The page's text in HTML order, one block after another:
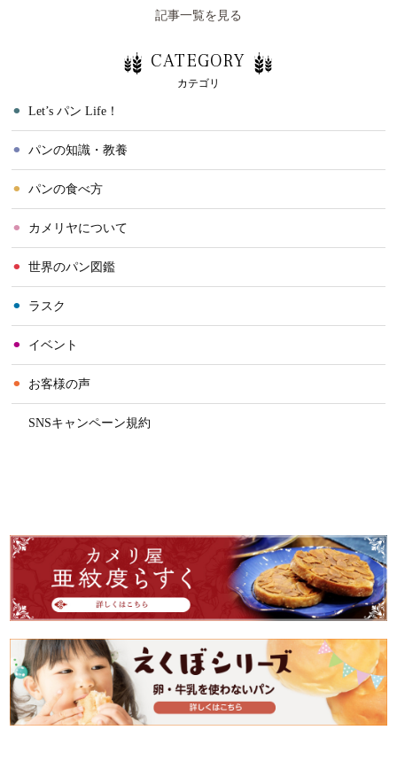
記事一覧を見る
CATEGORY
カテゴリ
⚫︎ Let’s パン Life！
⚫︎ パンの知識・教養
⚫︎ パンの食べ方
⚫︎ カメリヤについて
⚫︎ 世界のパン図鑑
⚫︎ ラスク
⚫︎ イベント
⚫︎ お客様の声
SNSキャンペーン規約